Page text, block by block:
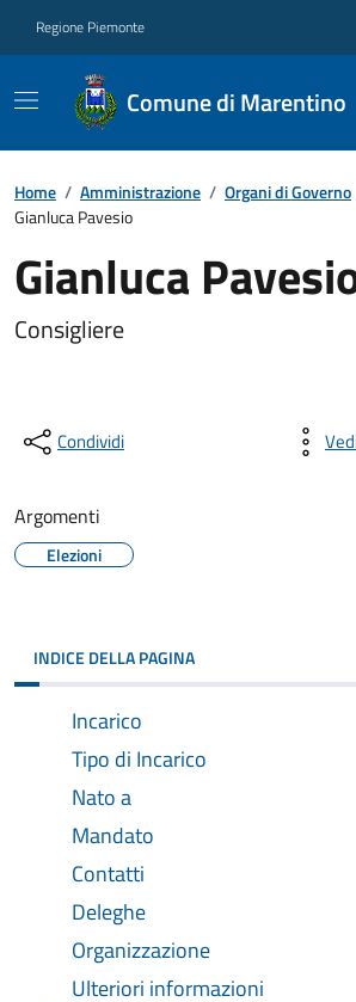
Regione Piemonte
Comune di Marentino
Home / Amministrazione / Organi di Governo
Gianluca Pavesio
Gianluca
Consigliere
Condividi
Argomenti
Elezioni
INDICE DELLA PAGINA
Incarico
Tipo di Incarico
Nato a
Mandato
Contatti
Deleghe
Organizzazione
Ulteriori informazioni